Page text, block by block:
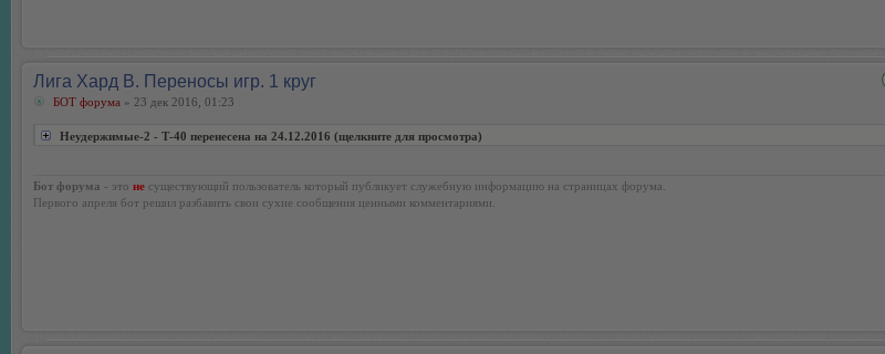
Лига Хард В. Переносы игр. 1 круг
БОТ форума » 23 дек 2016, 01:23
Неудержимые-2 - Т-40 перенесена на 24.12.2016 (щелкните для просмотра)
Бот форума - это не существующий пользователь который публикует служебную информацию на страницах форума.
Первого апреля бот решил разбавить свои сухие сообщения ценными комментариями.